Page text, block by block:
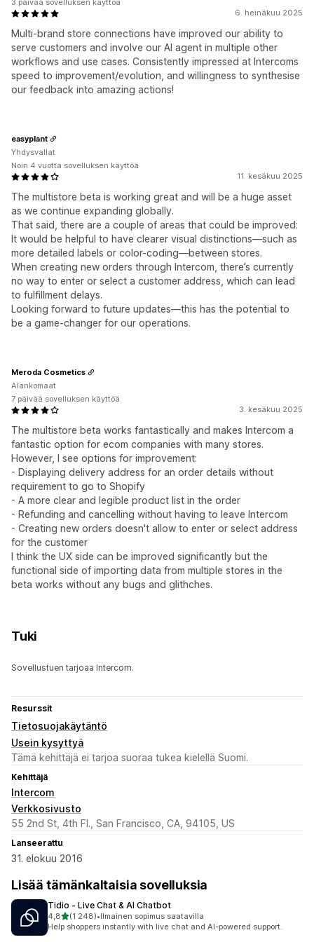
6. heinäkuu 2025
Multi-brand store connections have improved our ability to
serve customers and involve our AI agent in multiple other
workflows and use cases. Consistently impressed at Intercoms
speed to improvement/evolution, and willingness to synthesise
our feedback into amazing actions!
3 päivää sovelluksen käyttöä
11. kesäkuu 2025
The multistore beta is working great and will be a huge asset
as we continue expanding globally.
That said, there are a couple of areas that could be improved:
It would be helpful to have clearer visual distinctions—such as
more detailed labels or color-coding—between stores.
When creating new orders through Intercom, there’s currently
no way to enter or select a customer address, which can lead
to fulfillment delays.
Looking forward to future updates—this has the potential to
be a game-changer for our operations.
easyplant
Yhdysvallat
Noin 4 vuotta sovelluksen käyttöä
3. kesäkuu 2025
The multistore beta works fantastically and makes Intercom a
fantastic option for ecom companies with many stores.
However, I see options for improvement:
- Displaying delivery address for an order details without
requirement to go to Shopify
- A more clear and legible product list in the order
- Refunding and cancelling without having to leave Intercom
- Creating new orders doesn't allow to enter or select address
for the customer
I think the UX side can be improved significantly but the
functional side of importing data from multiple stores in the
beta works without any bugs and glithches.
Meroda Cosmetics
Alankomaat
7 päivää sovelluksen käyttöä
Tuki
Sovellustuen tarjoaa Intercom.
Resurssit
Tietosuojakäytäntö
Usein kysyttyä
Tämä kehittäjä ei tarjoa suoraa tukea kielellä Suomi.
Kehittäjä
Intercom
Verkkosivusto
55 2nd St, 4th Fl., San Francisco, CA, 94105, US
Lanseerattu
31. elokuu 2016
Lisää tämänkaltaisia sovelluksia
Tidio ‑ Live Chat & AI Chatbot
4,8/ 5 tähteä
(1 248)
1248 arvostelua yhteensä
•Ilmainen sopimus saatavilla
Help shoppers instantly with live chat and AI-powered support.